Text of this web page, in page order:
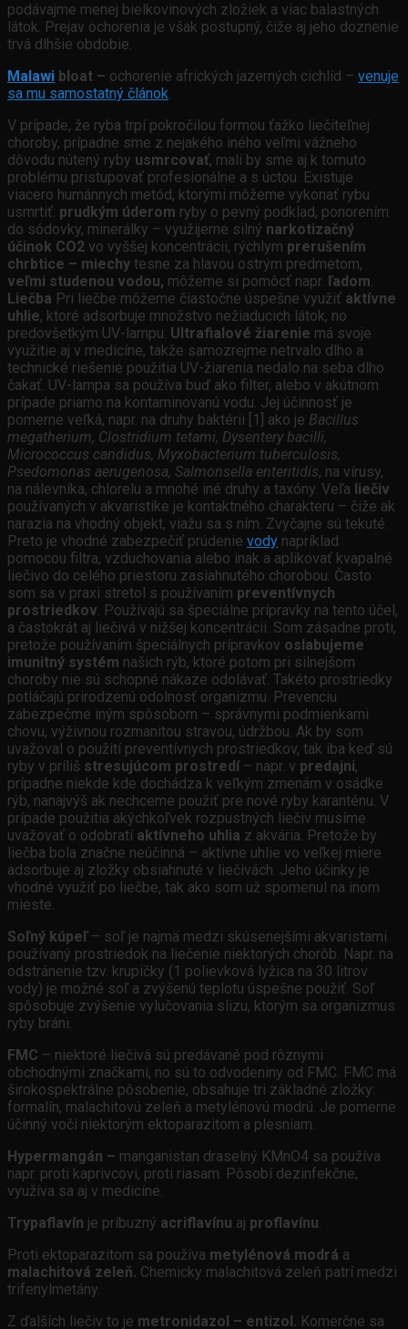
podávajme menej bielkovinových zložiek a viac balastných
látok. Prejav ochorenia je však postupný, čiže aj jeho doznenie
trvá dlhšie obdobie.
Malawi bloat – ochorenie afrických jazerných cichlíd – venuje
sa mu samostatný článok.
V prípade, že ryba trpí pokročilou formou ťažko liečiteľnej
choroby, prípadne sme z nejakého iného veľmi vážneho
dôvodu nútený ryby usmrcovať, mali by sme aj k tomuto
problému pristupovať profesionálne a s úctou. Existuje
viacero humánnych metód, ktorými môžeme vykonať rybu
usmrtiť: prudkým úderom ryby o pevný podklad, ponorením
do sódovky, minerálky – využijeme silný narkotizačný
účinok CO2 vo vyššej koncentrácii, rýchlym prerušením
chrbtice – miechy tesne za hlavou ostrým predmetom,
veľmi studenou vodou, môžeme si pomôcť napr. ľadom.
Liečba Pri liečbe môžeme čiastočne úspešne využiť aktívne
uhlie, ktoré adsorbuje množstvo nežiaducich látok, no
predovšetkým UV-lampu. Ultrafialové žiarenie má svoje
využitie aj v medicíne, takže samozrejme netrvalo dlho a
technické riešenie použitia UV-žiarenia nedalo na seba dlho
čakať. UV-lampa sa používa buď ako filter, alebo v akútnom
prípade priamo na kontaminovanú vodu. Jej účinnosť je
pomerne veľká, napr. na druhy baktérii [1] ako je Bacillus
megatherium, Clostridium tetami, Dysentery bacilli,
Micrococcus candidus, Myxobacterium tuberculosis,
Psedomonas aerugenosa, Salmonsella enteritidis, na vírusy,
na nálevníka, chlorelu a mnohé iné druhy a taxóny. Veľa liečiv
používaných v akvaristike je kontaktného charakteru – čiže ak
narazia na vhodný objekt, viažu sa s ním. Zvyčajne sú tekuté.
Preto je vhodné zabezpečiť prúdenie vody napríklad
pomocou filtra, vzduchovania alebo inak a aplikovať kvapalné
liečivo do celého priestoru zasiahnutého chorobou. Často
som sa v praxi stretol s používaním preventívnych
prostriedkov. Používajú sa špeciálne prípravky na tento účel,
a častokrát aj liečivá v nižšej koncentrácii. Som zásadne proti,
pretože používaním špeciálnych prípravkov oslabujeme
imunitný systém našich rýb, ktoré potom pri silnejšom
choroby nie sú schopné nákaze odolávať. Takéto prostriedky
potláčajú prirodzenú odolnosť organizmu. Prevenciu
zabezpečme iným spôsobom – správnymi podmienkami
chovu, výživnou rozmanitou stravou, údržbou. Ak by som
uvažoval o použití preventívnych prostriedkov, tak iba keď sú
ryby v príliš stresujúcom prostredí– napr. v predajni,
prípadne niekde kde dochádza k veľkým zmenám v osádke
rýb, nanajvýš ak nechceme použiť pre nové ryby karanténu. V
prípade použitia akýchkoľvek rozpustných liečiv musíme
uvažovať o odobratí aktívneho uhlia z akvária. Pretože by
liečba bola značne neúčinná – aktívne uhlie vo veľkej miere
adsorbuje aj zložky obsiahnuté v liečivách. Jeho účinky je
vhodné využiť po liečbe, tak ako som už spomenul na inom
mieste.
Soľný kúpeľ– soľ je najmä medzi skúsenejšími akvaristami
používaný prostriedok na liečenie niektorých chorôb. Napr. na
odstránenie tzv. krupičky (1 polievková lyžica na 30 litrov
vody) je možné soľ a zvýšenú teplotu úspešne použiť. Soľ
spôsobuje zvýšenie vylučovania slizu, ktorým sa organizmus
ryby bráni.
FMC – niektoré liečivá sú predávané pod rôznymi
obchodnými značkami, no sú to odvodeniny od FMC. FMC má
širokospektrálne pôsobenie, obsahuje tri základné zložky:
formalín, malachitovú zeleň a metylénovú modrú. Je pomerne
účinný voči niektorým ektoparazitom a plesniam.
Hypermangán – manganistan draselný KMnO4 sa používa
napr. proti kaprivcovi, proti riasam. Pôsobí dezinfekčne,
využíva sa aj v medicíne.
Trypaflavín je príbuzný acriflavínu aj proflavínu.
Proti ektoparazitom sa používa metylénová modrá a
malachitová zeleň. Chemicky malachitová zeleň patrí medzi
trifenylmetány.
Z ďalších liečiv to je metronidazol – entizol. Komerčne sa